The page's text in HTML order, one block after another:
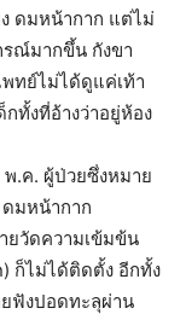
ดมหน้ากาก แต่ไม่
ณ์มากขึ้น กังขา
ทย์ไม่ได้ดูแค่เท้า
กทั้งที่อ้างว่าอยู่ห้อง
พ.ค. ผู้ป่วยซึ่งหมาย
มหน้ากาก
ยวัดความเข้มข้น
ก็ไม่ได้ติดตั้ง อีกทั้ง
ฟังปอดทะลุผ่าน